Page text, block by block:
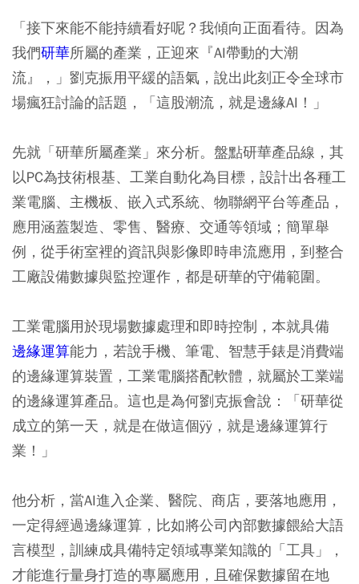
「接下來能不能持續看好呢？我傾向正面看待。因為
我們研華所屬的產業，正迎來『AI帶動的大潮
流』，」劉克振用平緩的語氣，說出此刻正令全球市
場瘋狂討論的話題，「這股潮流，就是邊緣AI！」
先就「研華所屬產業」來分析。盤點研華產品線，其
以PC為技術根基、工業自動化為目標，設計出各種工
業電腦、主機板、嵌入式系統、物聯網平台等產品，
應用涵蓋製造、零售、醫療、交通等領域；簡單舉
例，從手術室裡的資訊與影像即時串流應用，到整合
工廠設備數據與監控運作，都是研華的守備範圍。
工業電腦用於現場數據處理和即時控制，本就具備
邊緣運算能力，若說手機、筆電、智慧手錶是消費端
的邊緣運算裝置，工業電腦搭配軟體，就屬於工業端
的邊緣運算產品。這也是為何劉克振會說：「研華從
成立的第一天，就是在做這個ÿÿ，就是邊緣運算行
業！」
他分析，當AI進入企業、醫院、商店，要落地應用，
一定得經過邊緣運算，比如將公司內部數據餵給大語
言模型，訓練成具備特定領域專業知識的「工具」，
才能進行量身打造的專屬應用，且確保數據留在地